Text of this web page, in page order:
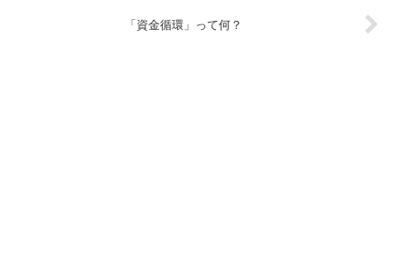
「資金循環」って何？